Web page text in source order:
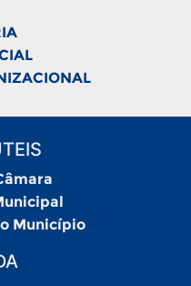
Município